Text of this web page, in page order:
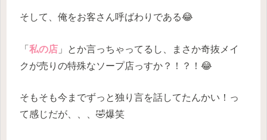
そして、俺をお客さん呼ばわりである😂
「 私の店 」とか言っちゃってるし、まさか奇抜メイ
クが売りの特殊なソープ店っすか？！？！😂
そもそも今までずっと独り言を話してたんかい！っ
て感じだが、、、🤣爆笑